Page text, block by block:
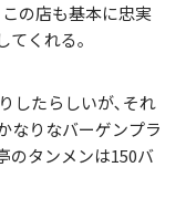
の店も基本に忠実
てくれる｡
したらしいが､それ
なりなバーゲンプラ
のタンメンは150バ